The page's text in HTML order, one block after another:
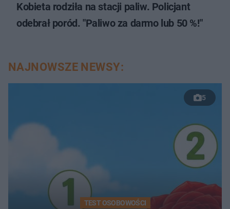
Kobieta rodziła na stacji paliw. Policjant
odebrał poród. "Paliwo za darmo lub 50 %!"
NAJNOWSZE NEWSY:
5
TEST OSOBOWOŚCI